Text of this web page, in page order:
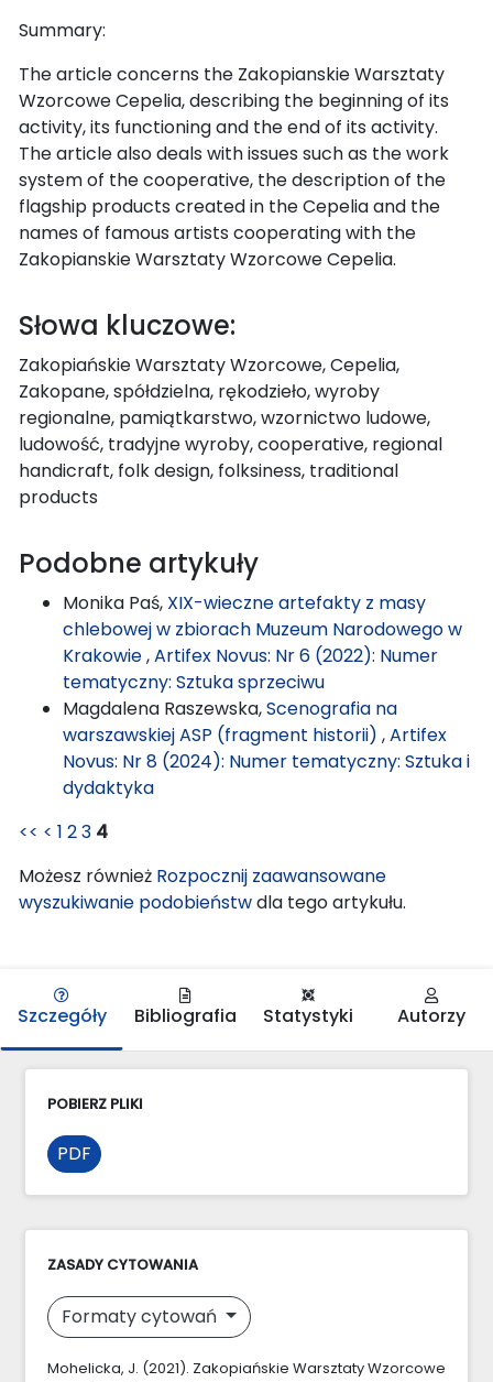
Summary:
The article concerns the Zakopianskie Warsztaty
Wzorcowe Cepelia, describing the beginning of its
activity, its functioning and the end of its activity.
The article also deals with issues such as the work
system of the cooperative, the description of the
flagship products created in the Cepelia and the
names of famous artists cooperating with the
Zakopianskie Warsztaty Wzorcowe Cepelia.
Słowa kluczowe:
Zakopiańskie Warsztaty Wzorcowe, Cepelia,
Zakopane, spółdzielna, rękodzieło, wyroby
regionalne, pamiątkarstwo, wzornictwo ludowe,
ludowość, tradyjne wyroby, cooperative, regional
handicraft, folk design, folksiness, traditional
products
Podobne artykuły
Monika Paś, XIX-wieczne artefakty z masy
chlebowej w zbiorach Muzeum Narodowego w
Krakowie,Artifex Novus: Nr 6 (2022): Numer
tematyczny: Sztuka sprzeciwu
Magdalena Raszewska,Scenografia na
warszawskiej ASP (fragment historii) ,Artifex
Novus: Nr 8 (2024): Numer tematyczny: Sztuka i
dydaktyka
<< < 1 23 4
Możesz również Rozpocznij zaawansowane
wyszukiwanie podobieństwdla tego artykułu.
Szczegóły Bibliografia Statystyki Autorzy
POBIERZ PLIKI
PDF
ZASADY CYTOWANIA
Formaty cytowań
Mohelicka, J. (2021). Zakopiańskie Warsztaty Wzorcowe